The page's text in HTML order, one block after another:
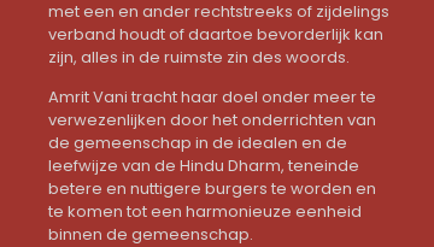
met een en ander rechtstreeks of zijdelings
verband houdt of daartoe bevorderlijk kan
zijn, alles in de ruimste zin des woords.
Amrit Vani tracht haar doel onder meer te
verwezenlijken door het onderrichten van
de gemeenschap in de idealen en de
leefwijze van de Hindu Dharm, teneinde
betere en nuttigere burgers te worden en
te komen tot een harmonieuze eenheid
binnen de gemeenschap.